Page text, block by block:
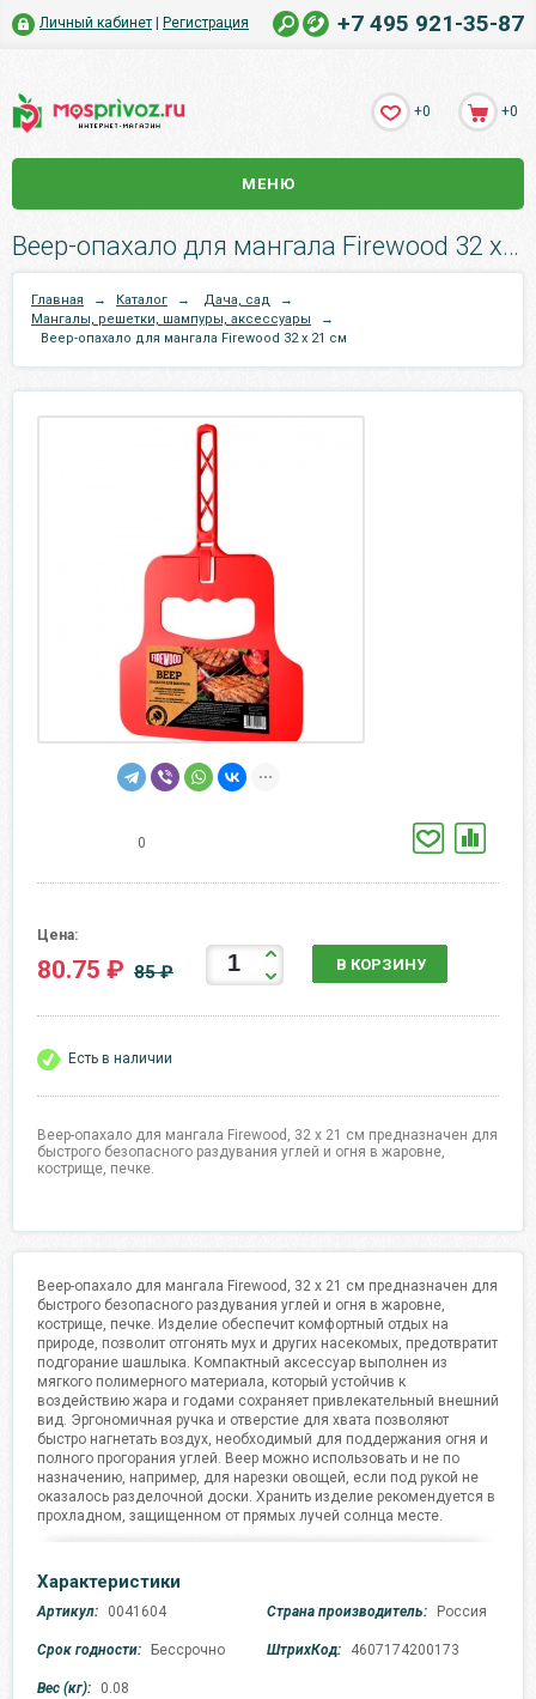
Личный кабинет Регистрация +7 495 921-35-87
+0 +0
МЕНЮ
Веер-опахало для мангала Firewood 32 x 21 см.
Главная → Каталог → Дача, сад
→
Мангалы, решетки, шампуры, аксессуары
→
Веер-опахало для мангала Firewood 32 x 21 см
0
Цена:
80.75 ₽ 85 ₽ В КОРЗИНУ
Есть в наличии
Веер-опахало для мангала Firewood, 32 x 21 см предназначен для
быстрого безопасного раздувания углей и огня в жаровне,
кострище, печке.
Веер-опахало для мангала Firewood, 32 x 21 см предназначен для
быстрого безопасного раздувания углей и огня в жаровне,
кострище, печке. Изделие обеспечит комфортный отдых на
природе, позволит отгонять мух и других насекомых, предотвратит
подгорание шашлыка. Компактный аксессуар выполнен из
мягкого полимерного материала, который устойчив к
воздействию жара и годами сохраняет привлекательный внешний
вид. Эргономичная ручка и отверстие для хвата позволяют
быстро нагнетать воздух, необходимый для поддержания огня и
полного прогорания углей. Веер можно использовать и не по
назначению, например, для нарезки овощей, если под рукой не
оказалось разделочной доски. Хранить изделие рекомендуется в
прохладном, защищенном от прямых лучей солнца месте.
Характеристики
Артикул: 0041604 Страна производитель: Россия
Срок годности: Бессрочно ШтрихКод: 4607174200173
Вес (кг): 0.08